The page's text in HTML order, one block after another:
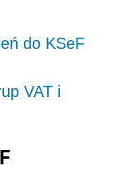
do KSeF
VAT i